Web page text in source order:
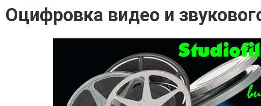
Оцифровка видео и